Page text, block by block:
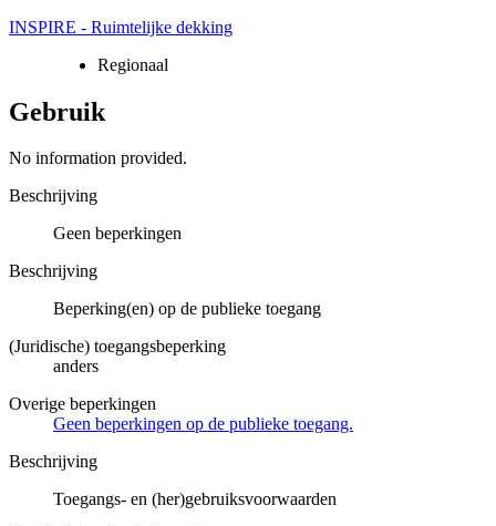
INSPIRE - Ruimtelijke dekking
Regionaal
Gebruik
No information provided.
Beschrijving
Geen beperkingen
Beschrijving
Beperking(en) op de publieke toegang
(Juridische) toegangsbeperking
anders
Overige beperkingen
Geen beperkingen op de publieke toegang.
Beschrijving
Toegangs- en (her)gebruiksvoorwaarden